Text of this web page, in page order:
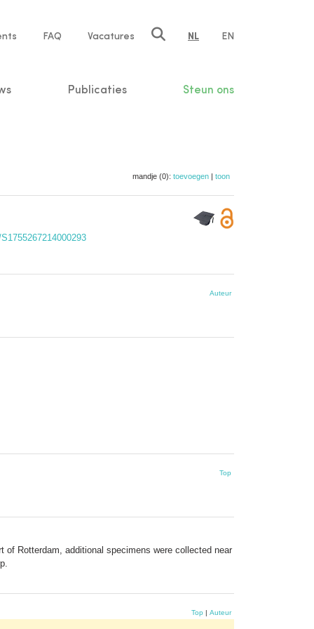
FAQ Vacatures NL EN
Publicaties Steun ons
mandje (0): toevoegen | toon
Auteur
Top
Rotterdam, additional specimens were collected near
Top | Auteur